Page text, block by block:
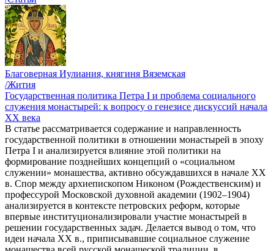
Благоверная Иулиания, княгиня Вяземская
/Жития
Государственная политика Петра I и проблема социального
служения монастырей: к вопросу о генезисе дискуссий начала
ХХ века
В статье рассматривается содержание и направленность
государственной политики в отношении монастырей в эпоху
Петра I и анализируется влияние этой политики на
формирование позднейших концепций о «социальном
служении» монашества, активно обсуждавшихся в начале XX
в. Спор между архиепископом Никоном (Рождественским) и
профессурой Московской духовной академии (1902–1904)
анализируется в контексте петровских реформ, которые
впервые институционализировали участие монастырей в
решении государственных задач. Делается вывод о том, что
идеи начала ХХ в., приписывавшие социальное служение